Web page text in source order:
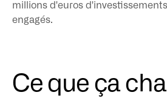
millions d'euros
engagés.
Ce que ça